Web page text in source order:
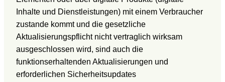
Inhalte und Dienstleistungen) mit einem Verbraucher
zustande kommt und die gesetzliche
Aktualisierungspflicht nicht vertraglich wirksam
ausgeschlossen wird, sind auch die
funktionserhaltenden Aktualisierungen und
erforderlichen Sicherheitsupdates